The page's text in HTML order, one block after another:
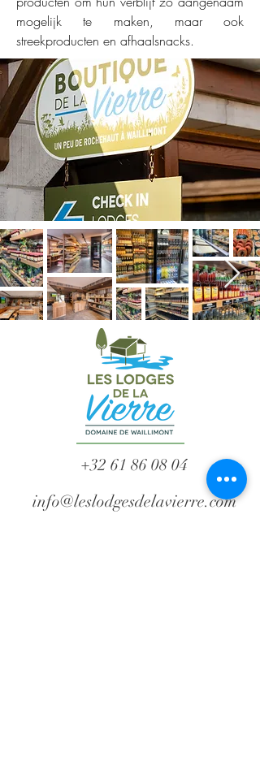
mogelijk te maken, maar ook
streekproducten en afhaalsnacks.
+32 61 86 08 04
info@leslodgesdelavierre.com